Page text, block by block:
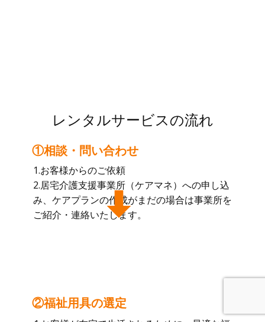
レンタルサービスの流れ
1.お客様からのご依頼
2.居宅介護支援事業所（ケアマネ）への申し込
み、ケアプランの作成がまだの場合は事業所を
ご紹介・連絡いたします。
①相談・問い合わせ
②福祉用具の選定